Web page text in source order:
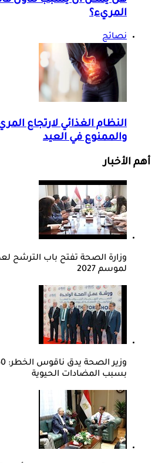
المريء؟
نصائح
النظام الغذائي لارتجاع
والممنوع في العيد
أهم الأخبار
وزارة الصحة تفتح باب الترشح
لموسم 2027
بسبب المضادات الحيوية